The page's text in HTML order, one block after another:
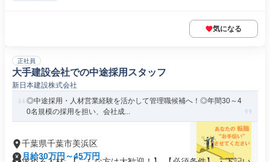
気になる
正社員
大手建設会社での中途採用スタッフ
新日本建設株式会社
◎中途採用・人材営業経験を活かして管理職候補へ！◎年間30～4
0名規模の採用を担い、会社成...
千葉県千葉市美浜区
月給30万円～45万円